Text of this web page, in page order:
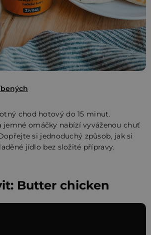
chod hotový do 15 minut.
jemné omáčky nabízí vyváženou chuť
si jednoduchý způsob, jak si
jídlo bez složité přípravy.
Butter chicken